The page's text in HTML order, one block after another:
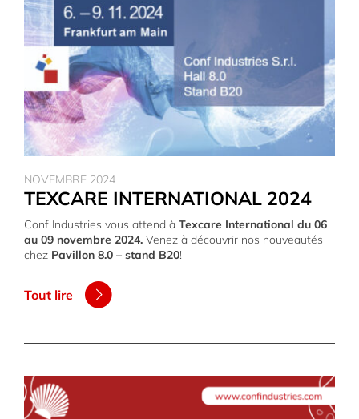
NOVEMBRE 2024
TEXCARE INTERNATIONAL 2024
Conf Industries vous attend àTexcare International du 06
au 09 novembre 2024.Venez à découvrir nos nouveautés
chezPavillon 8.0 – stand B20!
Tout lire